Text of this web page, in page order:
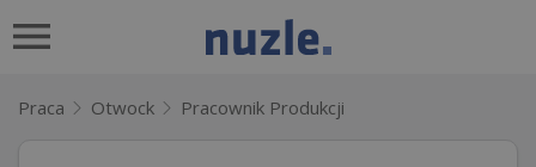
Praca Otwock Pracownik Produkcji